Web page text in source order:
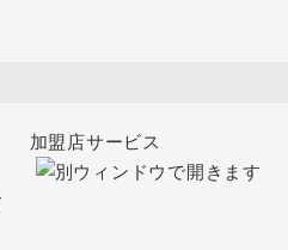
加盟店サービス